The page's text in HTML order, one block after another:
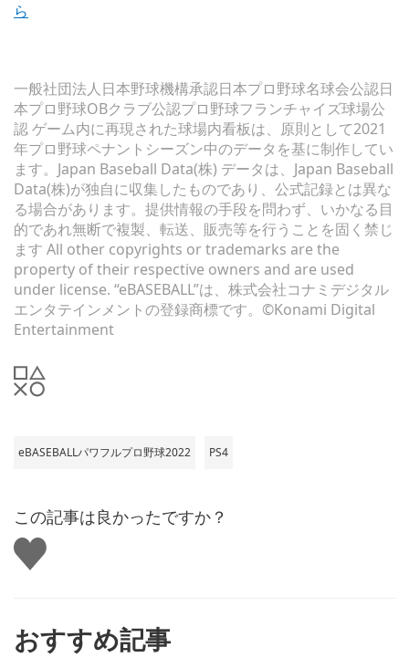
ら
一般社団法人日本野球機構承認日本プロ野球名球会公認日
本プロ野球OBクラブ公認プロ野球フランチャイズ球場公
認 ゲーム内に再現された球場内看板は、原則として2021
年プロ野球ペナントシーズン中のデータを基に制作してい
ます。Japan Baseball Data(株) データは、Japan Baseball
Data(株)が独自に収集したものであり、公式記録とは異な
る場合があります。提供情報の手段を問わず、いかなる目
的であれ無断で複製、転送、販売等を行うことを固く禁じ
ます All other copyrights or trademarks are the
property of their respective owners and are used
under license. “eBASEBALL”は、株式会社コナミデジタル
エンタテインメントの登録商標です。©Konami Digital
Entertainment
eBASEBALLパワフルプロ野球2022 PS4
この記事は良かったですか？
い
い
おすすめ記事